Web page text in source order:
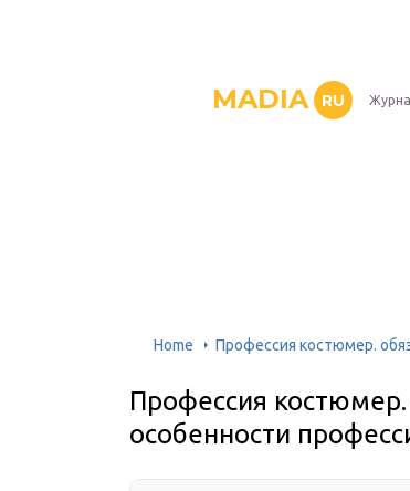
MADIA RU
Home Профессия костюмер.
Профессия
особенности